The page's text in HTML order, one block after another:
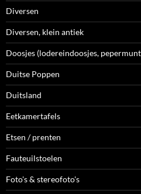
Diversen
Diversen, klein antiek
Doosjes (lodereindoosjes,
Duitse Poppen
Duitsland
Eetkamertafels
Etsen / prenten
Fauteuilstoelen
Foto's & stereofoto's